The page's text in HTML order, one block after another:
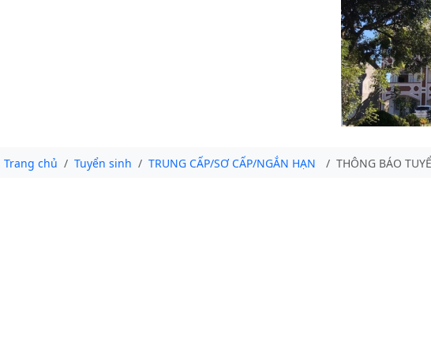
Trang chủ Tuyển sinh TRUNG CẤP/SƠ CẤP/NGẮN HẠN THÔNG BÁO